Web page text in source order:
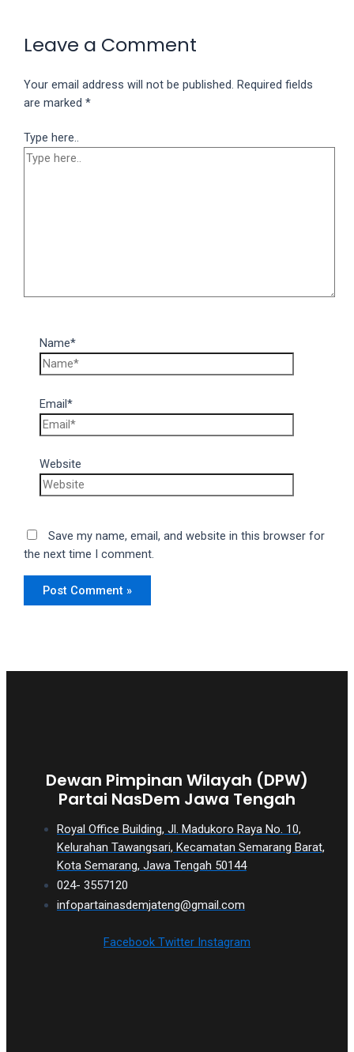
Leave a Comment
Your email address will not be published. Required fields
are marked*
Type here..
Name*
Email*
Website
Save my name, email, and website in this browser for
the next time I comment.
Dewan Pimpinan Wilayah (DPW)
Partai NasDem Jawa Tengah
Royal Office Building, Jl. Madukoro Raya No. 10,
Kelurahan Tawangsari, Kecamatan Semarang Barat,
Kota Semarang, Jawa Tengah 50144
024- 3557120
infopartainasdemjateng@gmail.com
Facebook Twitter Instagram